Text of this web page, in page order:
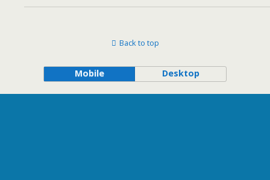
Back to top
Mobile Desktop